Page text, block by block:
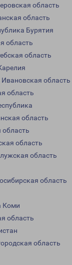
область
область
Бурятия
область
область
область
область
область
область
область
область
Коми
область
область